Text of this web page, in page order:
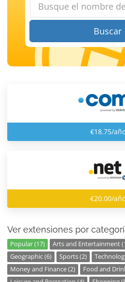
Buscar
€18.75/
€20.00/
Ver extensiones por
Popular (17) Arts and Entertainment
Geographic (6)
Sports (2)
Money and Finance (2)
Food and